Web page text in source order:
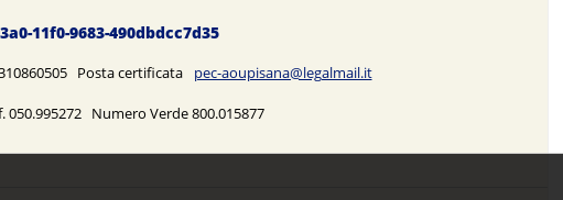
11f0-9683-490dbdcc7d35
Posta certificata pec-aoupisana@legalmail.it
050.995272 Numero Verde 800.015877